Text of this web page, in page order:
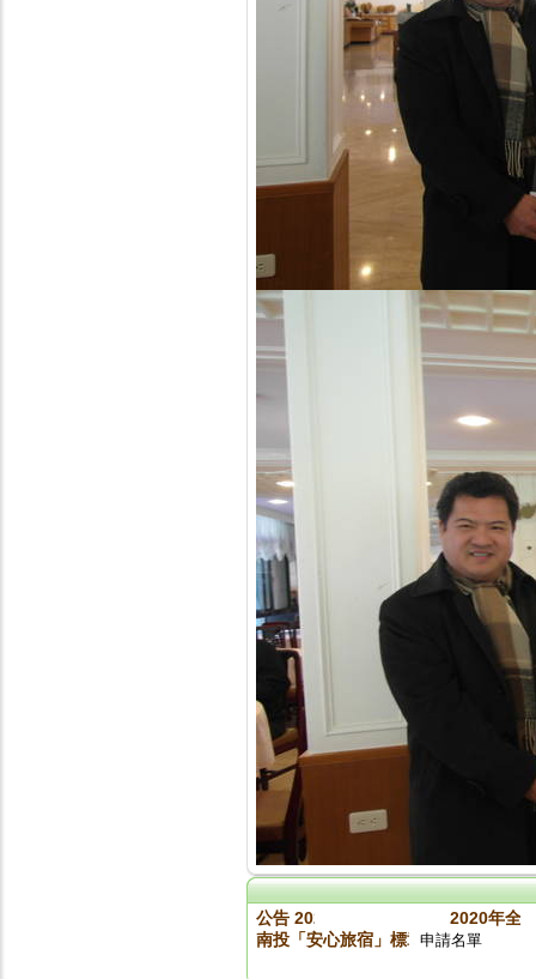
公告 2020旅館盃入取名單 2020年全
南投「安心旅宿」標章參加業者名單
申請名單